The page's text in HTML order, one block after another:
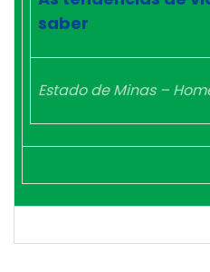
saber
Estado de Minas –